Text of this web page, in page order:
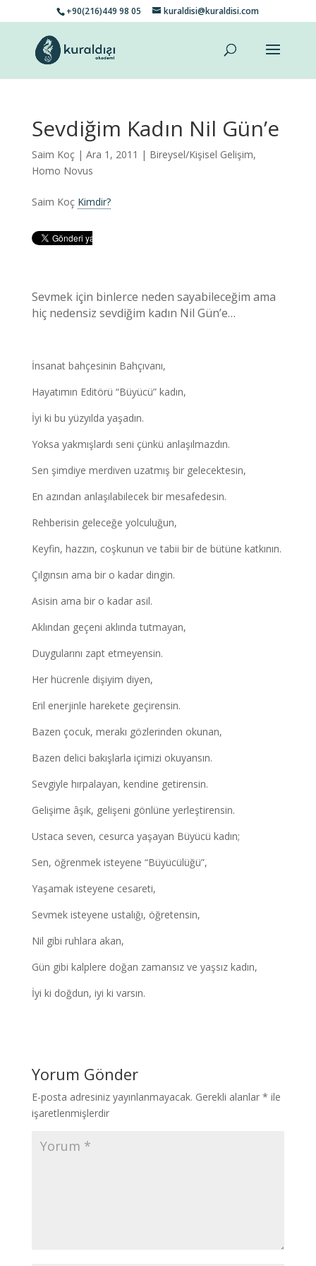
+90(216)449 98 05 kuraldisi@kuraldisi.com
Sevdiğim Kadın Nil Gün’e
Saim Koç| Ara 1, 2011 | Bireysel/Kişisel Gelişim,
Homo Novus
Saim Koç Kimdir?
Sevmek için binlerce neden sayabileceğim ama
hiç nedensiz sevdiğim kadın Nil Gün’e…
İnsanat bahçesinin Bahçıvanı,
Hayatımın Editörü “Büyücü” kadın,
İyi ki bu yüzyılda yaşadın.
Yoksa yakmışlardı seni çünkü anlaşılmazdın.
Sen şimdiye merdiven uzatmış bir gelecektesin,
En azından anlaşılabilecek bir mesafedesin.
Rehberisin geleceğe yolculuğun,
Keyfin, hazzın, coşkunun ve tabii bir de bütüne katkının.
Çılgınsın ama bir o kadar dingin.
Asisin ama bir o kadar asil.
Aklından geçeni aklında tutmayan,
Duygularını zapt etmeyensin.
Her hücrenle dişiyim diyen,
Eril enerjinle harekete geçirensin.
Bazen çocuk, merakı gözlerinden okunan,
Bazen delici bakışlarla içimizi okuyansın.
Sevgiyle hırpalayan, kendine getirensin.
Gelişime âşık, gelişeni gönlüne yerleştirensin.
Ustaca seven, cesurca yaşayan Büyücü kadın;
Sen, öğrenmek isteyene “Büyücülüğü”,
Yaşamak isteyene cesareti,
Sevmek isteyene ustalığı, öğretensin,
Nil gibi ruhlara akan,
Gün gibi kalplere doğan zamansız ve yaşsız kadın,
İyi ki doğdun, iyi ki varsın.
Yorum Gönder
E-posta adresiniz yayınlanmayacak. Gerekli alanlar * ile
işaretlenmişlerdir